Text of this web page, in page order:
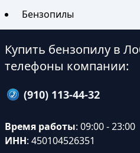
Бензопилы
Купить бензопилу в
телефоны компании:
(910) 113-44-32
Время работы: 09:00 - 23:00
ИНН: 450104526351